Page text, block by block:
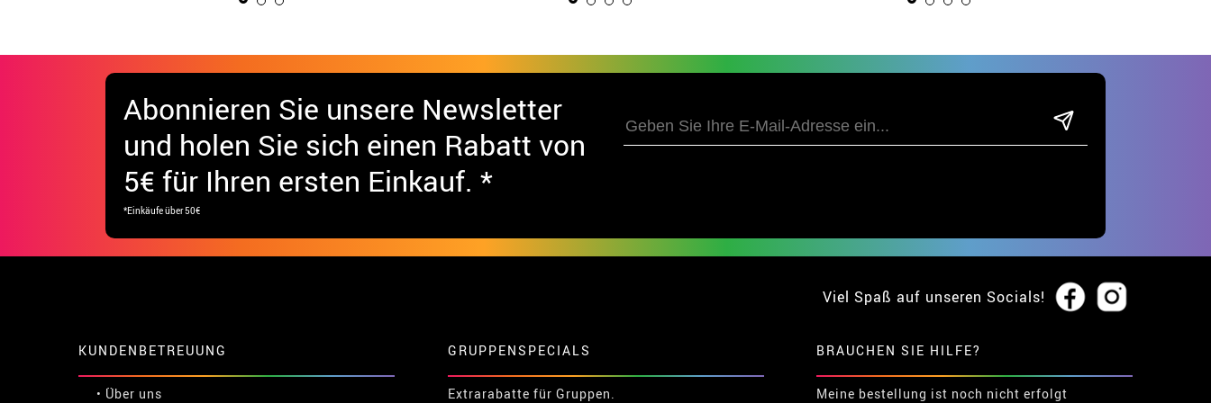
Abonnieren Sie unsere Newsletter
und holen Sie sich einen Rabatt von
5€ für Ihren ersten Einkauf. *
*Einkäufe über 50€
Viel Spaß auf unseren Socials!
KUNDENBETREUUNG
• Über uns
GRUPPENSPECIALS
Extrarabatte für Gruppen.
BRAUCHEN SIE HILFE?
Meine bestellung ist noch nicht erfolgt